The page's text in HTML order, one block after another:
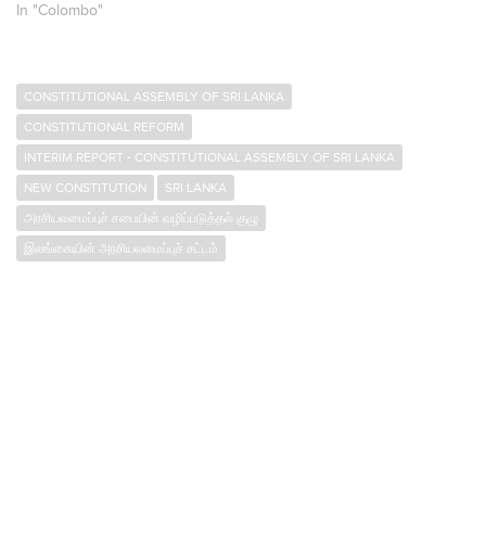
In "Colombo"
CONSTITUTIONAL ASSEMBLY OF SRI LANKA
CONSTITUTIONAL REFORM
INTERIM REPORT - CONSTITUTIONAL ASSEMBLY OF SRI LANKA
NEW CONSTITUTION
SRI LANKA
அரசியலமைப்புச் சபையின் வழிப்படுத்தல் குழு
இலங்கையின் அரசியலமைப்புச் சட்டம்